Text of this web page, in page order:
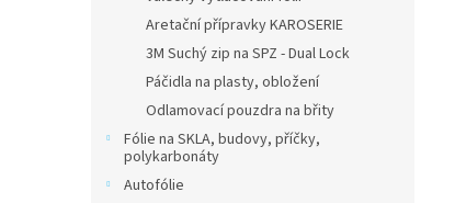
Aretační přípravky KAROSERIE
3M Suchý zip na SPZ - Dual Lock
Páčidla na plasty, obložení
Odlamovací pouzdra na břity
Fólie na SKLA, budovy, příčky,
polykarbonáty
Autofólie